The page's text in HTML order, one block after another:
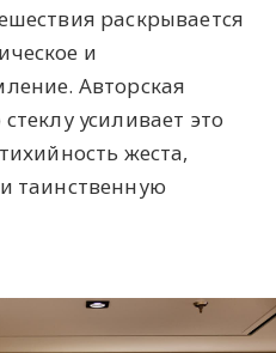
раскрывается
и
Авторская
усиливает это
жеста,
таинственную